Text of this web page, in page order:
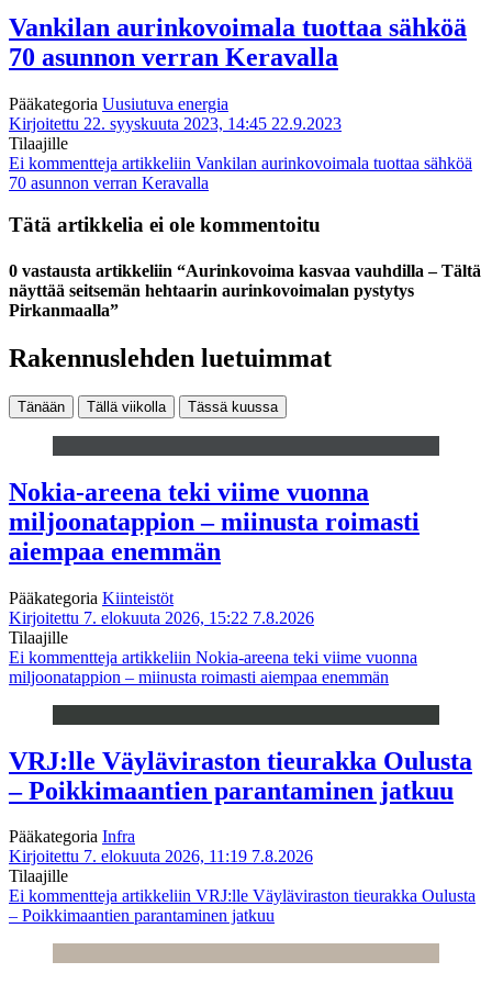
Vankilan aurinkovoimala tuottaa sähköä
70 asunnon verran Keravalla
Pääkategoria Uusiutuva energia
Kirjoitettu 22. syyskuuta 2023, 14:45 22.9.2023
Tilaajille
Ei kommentteja artikkeliin Vankilan aurinkovoimala tuottaa sähköä
70 asunnon verran Keravalla
Tätä artikkelia ei ole kommentoitu
0 vastausta artikkeliin “Aurinkovoima kasvaa vauhdilla – Tältä
näyttää seitsemän hehtaarin aurinkovoimalan pystytys
Pirkanmaalla”
Rakennuslehden luetuimmat
Tänään Tällä viikolla Tässä kuussa
Nokia-areena teki viime vuonna
miljoonatappion – miinusta roimasti
aiempaa enemmän
Pääkategoria Kiinteistöt
Kirjoitettu 7. elokuuta 2026, 15:22 7.8.2026
Tilaajille
Ei kommentteja artikkeliin Nokia-areena teki viime vuonna
miljoonatappion – miinusta roimasti aiempaa enemmän
VRJ:lle Väyläviraston tieurakka Oulusta
– Poikkimaantien parantaminen jatkuu
Pääkategoria Infra
Kirjoitettu 7. elokuuta 2026, 11:19 7.8.2026
Tilaajille
Ei kommentteja artikkeliin VRJ:lle Väyläviraston tieurakka Oulusta
– Poikkimaantien parantaminen jatkuu